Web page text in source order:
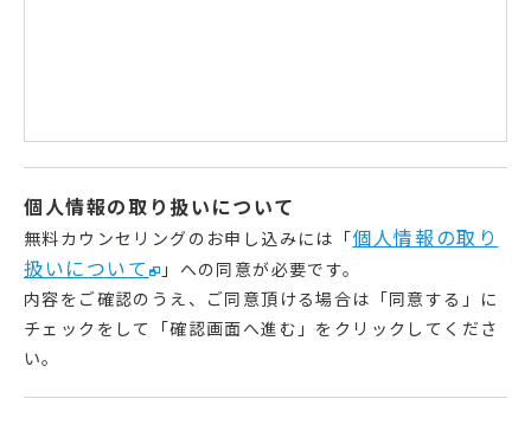
個人情報の取り扱いについて
無料カウンセリングのお申し込みには「個人情報の取り
扱いについて
」への同意が必要です。
内容をご確認のうえ、ご同意頂ける場合は「同意する」に
チェックをして「確認画面へ進む」をクリックしてくださ
い。